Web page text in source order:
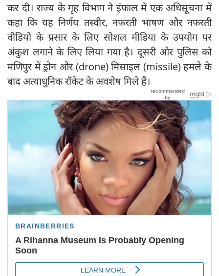
कर दी। राज्य के गृह विभाग ने इंफाल में एक अधिसूचना में
कहा कि यह निर्णय तस्वीर, नफरती भाषण और नफरती
वीडियो के प्रसार के लिए सोशल मीडिया के उपयोग पर
अंकुश लगाने के लिए लिया गया है। दूसरी ओर पुलिस को
मणिपुर में ड्रोन और (drone) मिसाइल (missile) हमले के
बाद अत्याधुनिक रॉकेट के अवशेष मिले हैं।